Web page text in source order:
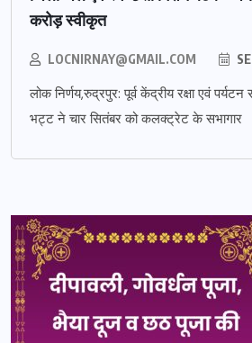
करोड़ स्वीकृत
LOCNIRNAY@GMAIL.COM
लोक निर्णय,रुद्रपुर: पूर्व केंद्रीय रक्षा एवं
भट्ट ने चार सितंबर को कलक्ट्रेट के सभागार